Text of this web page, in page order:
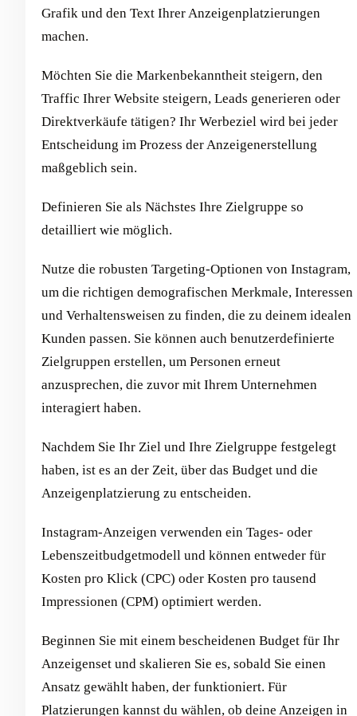
Grafik und den Text Ihrer Anzeigenplatzierungen
machen.
Möchten Sie die Markenbekanntheit steigern, den
Traffic Ihrer Website steigern, Leads generieren oder
Direktverkäufe tätigen? Ihr Werbeziel wird bei jeder
Entscheidung im Prozess der Anzeigenerstellung
maßgeblich sein.
Definieren Sie als Nächstes Ihre Zielgruppe so
detailliert wie möglich.
Nutze die robusten Targeting-Optionen von Instagram,
um die richtigen demografischen Merkmale, Interessen
und Verhaltensweisen zu finden, die zu deinem idealen
Kunden passen. Sie können auch benutzerdefinierte
Zielgruppen erstellen, um Personen erneut
anzusprechen, die zuvor mit Ihrem Unternehmen
interagiert haben.
Nachdem Sie Ihr Ziel und Ihre Zielgruppe festgelegt
haben, ist es an der Zeit, über das Budget und die
Anzeigenplatzierung zu entscheiden.
Instagram-Anzeigen verwenden ein Tages- oder
Lebenszeitbudgetmodell und können entweder für
Kosten pro Klick (CPC) oder Kosten pro tausend
Impressionen (CPM) optimiert werden.
Beginnen Sie mit einem bescheidenen Budget für Ihr
Anzeigenset und skalieren Sie es, sobald Sie einen
Ansatz gewählt haben, der funktioniert. Für
Platzierungen kannst du wählen, ob deine Anzeigen in